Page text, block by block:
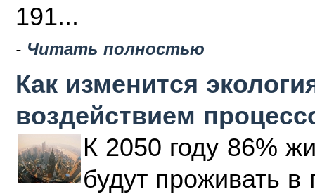
191...
- Читать полностью
Как изменится
воздействием
К 2050 году 86%
будут проживать